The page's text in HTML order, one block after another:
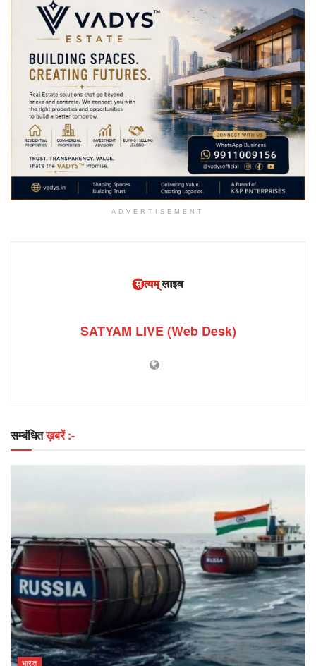
ADVERTISEMENT
SATYAM LIVE (Web Desk)
सम्बंधितख़बरें :-
भारत